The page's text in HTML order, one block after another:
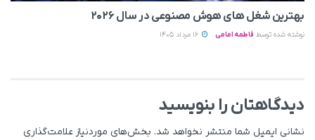
بهترین شغل های هوش مصنوعی در سال ۲۰۲۶
نوشته شده توسط فاطمه امامی
دیدگاهتان را بنویسید
نشانی ایمیل شما منتشر نخواهد شد. بخش‌های موردنیاز علامت‌گذاری